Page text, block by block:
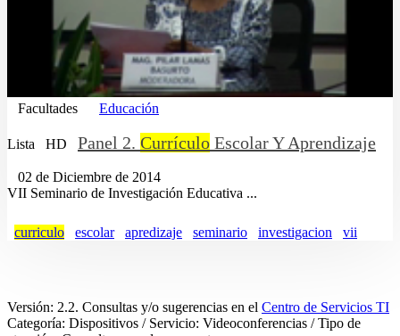
Facultades Educación
Lista HD Panel 2. Currículo Escolar Y Aprendizaje
02 de Diciembre de 2014
VII Seminario de Investigación Educativa ...
curriculo escolar apredizaje seminario investigacion vii
Versión: 2.2. Consultas y/o sugerencias en el Centro de Servicios TI
Categoría: Dispositivos / Servicio: Videoconferencias / Tipo de